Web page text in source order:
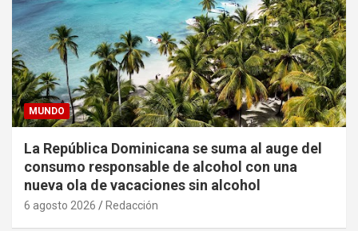
MUNDO
La República Dominicana se suma al auge del
consumo responsable de alcohol con una
nueva ola de vacaciones sin alcohol
6 agosto 2026 Redacción